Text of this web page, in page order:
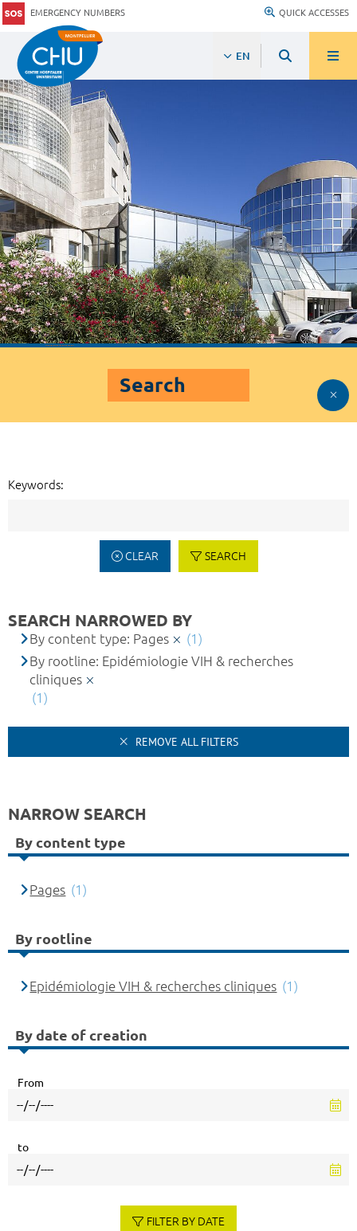
EMERGENCY NUMBERS QUICK ACCESSES
EN
Search
Keywords:
CLEAR SEARCH
SEARCH NARROWED BY
By content type: Pages
(1)
By rootline: Epidémiologie VIH & recherches
cliniques
(1)
REMOVE ALL FILTERS
NARROW SEARCH
By content type
Pages (1)
By rootline
Epidémiologie VIH & recherches cliniques (1)
By date of creation
From
to
FILTER BY DATE